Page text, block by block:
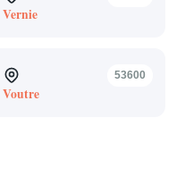
Vernie
53600
Voutre